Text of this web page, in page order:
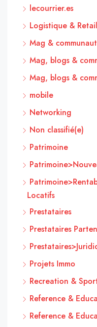
lecourrier.es
Logistique & Retail
Mag &
Mag, blogs &
Mag, blogs &
mobile
Networking
Non classifié(e)
Patrimoine
Locatifs
Prestataires
Prestataires
Projets Immo
Recreation &
Reference &
Reference &